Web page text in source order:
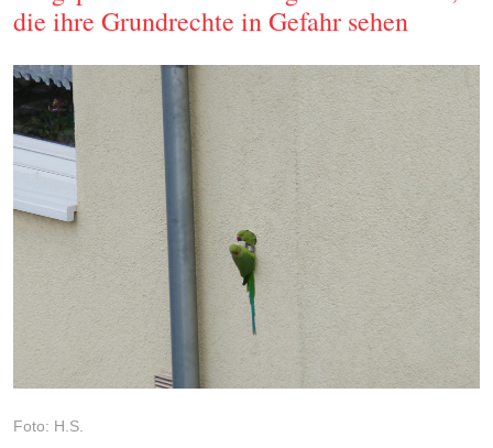
die ihre Grundrechte in Gefahr sehen
Foto: H.S.